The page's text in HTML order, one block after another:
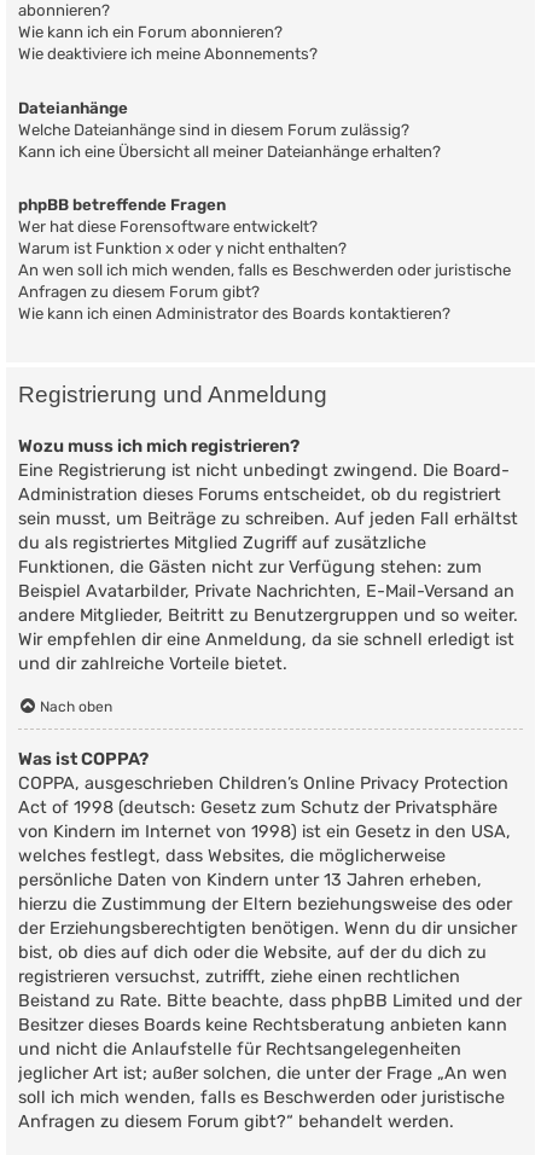
abonnieren?
Wie kann ich ein Forum abonnieren?
Wie deaktiviere ich meine Abonnements?
Dateianhänge
Welche Dateianhänge sind in diesem Forum zulässig?
Kann ich eine Übersicht all meiner Dateianhänge erhalten?
phpBB betreffende Fragen
Wer hat diese Forensoftware entwickelt?
Warum ist Funktion x oder y nicht enthalten?
An wen soll ich mich wenden, falls es Beschwerden oder juristische
Anfragen zu diesem Forum gibt?
Wie kann ich einen Administrator des Boards kontaktieren?
Registrierung und Anmeldung
Wozu muss ich mich registrieren?
Eine Registrierung ist nicht unbedingt zwingend. Die Board-
Administration dieses Forums entscheidet, ob du registriert
sein musst, um Beiträge zu schreiben. Auf jeden Fall erhältst
du als registriertes Mitglied Zugriff auf zusätzliche
Funktionen, die Gästen nicht zur Verfügung stehen: zum
Beispiel Avatarbilder, Private Nachrichten, E-Mail-Versand an
andere Mitglieder, Beitritt zu Benutzergruppen und so weiter.
Wir empfehlen dir eine Anmeldung, da sie schnell erledigt ist
und dir zahlreiche Vorteile bietet.
Nach oben
Was ist COPPA?
COPPA, ausgeschrieben Children’s Online Privacy Protection
Act of 1998 (deutsch: Gesetz zum Schutz der Privatsphäre
von Kindern im Internet von 1998) ist ein Gesetz in den USA,
welches festlegt, dass Websites, die möglicherweise
persönliche Daten von Kindern unter 13 Jahren erheben,
hierzu die Zustimmung der Eltern beziehungsweise des oder
der Erziehungsberechtigten benötigen. Wenn du dir unsicher
bist, ob dies auf dich oder die Website, auf der du dich zu
registrieren versuchst, zutrifft, ziehe einen rechtlichen
Beistand zu Rate. Bitte beachte, dass phpBB Limited und der
Besitzer dieses Boards keine Rechtsberatung anbieten kann
und nicht die Anlaufstelle für Rechtsangelegenheiten
jeglicher Art ist; außer solchen, die unter der Frage „An wen
soll ich mich wenden, falls es Beschwerden oder juristische
Anfragen zu diesem Forum gibt?“ behandelt werden.